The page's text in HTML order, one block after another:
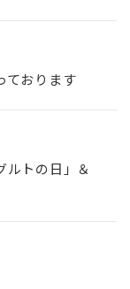
ております
ルトの日」＆